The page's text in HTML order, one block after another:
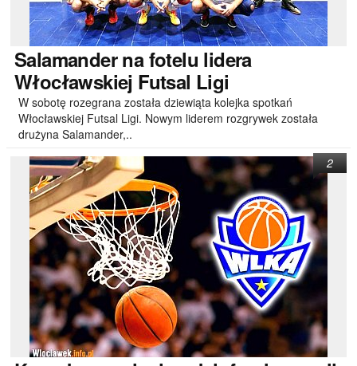
Salamanderna fotelu lidera
Włocławskiej Futsal Ligi
W sobotę rozegrana została dziewiąta kolejka spotkań
Włocławskiej Futsal Ligi. Nowym liderem rozgrywek została
drużyna Salamander,..
2